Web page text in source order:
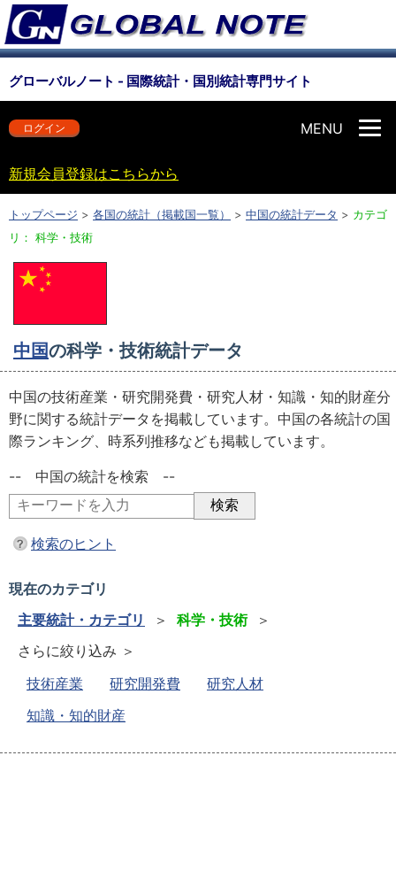
グローバルノート - 国際統計・国別統計専門サイト
MENU
ログイン
新規会員登録はこちらから
トップページ > 各国の統計（掲載国一覧） > 中国の統計データ > カテゴ
リ： 科学・技術
中国の科学・技術統計データ
中国の技術産業・研究開発費・研究人材・知識・知的財産分
野に関する統計データを掲載しています。中国の各統計の国
際ランキング、時系列推移なども掲載しています。
-- 中国の統計を検索 --
検索のヒント
現在のカテゴリ
主要統計・カテゴリ
＞ 科学・技術＞
さらに絞り込み ＞
技術産業
研究開発費
研究人材
知識・知的財産